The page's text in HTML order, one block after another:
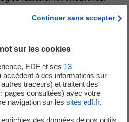
des acteurs académiques et
en bilatéral et dans le cadre
de partager les compétences,
d'usages et expériences.
Continuer sans accepter
sur les cookies
EDF et ses 13
accèdent à des informations sur
traceurs) et traitent des
pages consultées) avec votre
navigation sur les sites edf.fr.
des données de nos outils